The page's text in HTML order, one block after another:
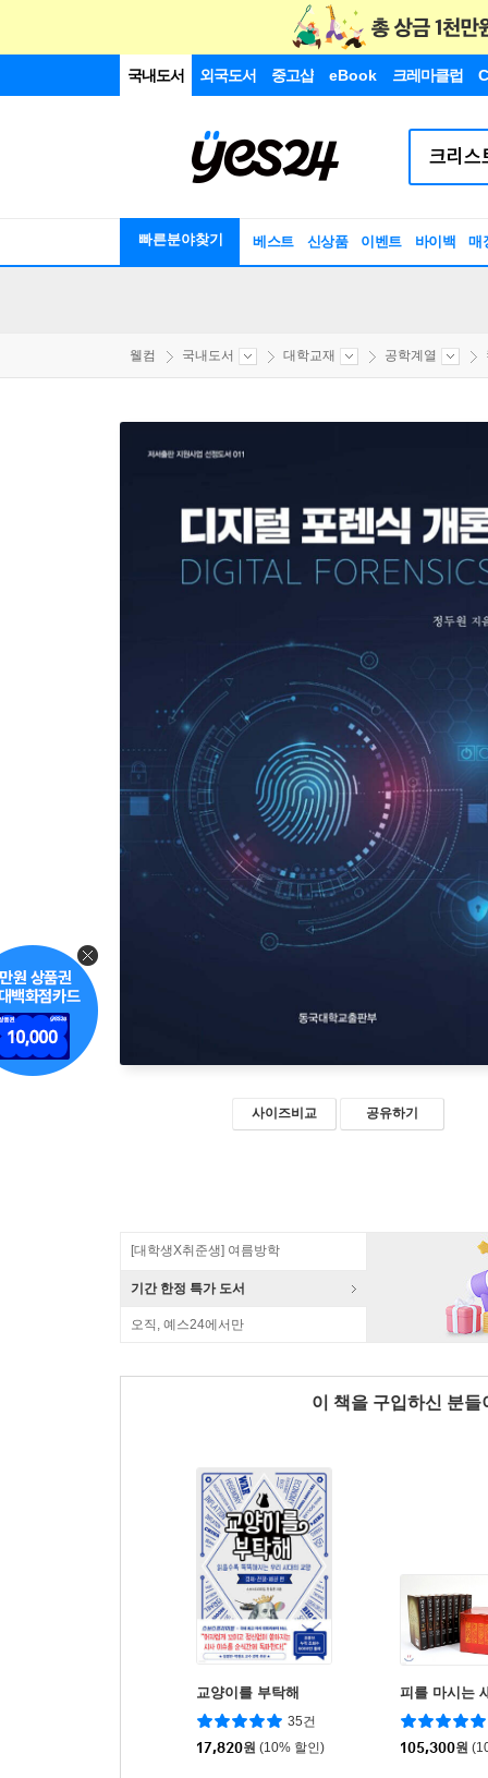
국내도서 외국도서 중고샵 eBook 크레마클럽
빠른분야찾기 베스트 신상품 이벤트 바이백 매
웰컴 국내도서 대학교재 공학계열
사이즈비교 공유하기
[대학생X취준생] 여름방학
기간 한정 특가 도서
오직, 예스24에서만
이 책을 구입하신 분
교양이를 부탁해
35건
17,820원 (10% 할인)
피를 마시는
105,300원